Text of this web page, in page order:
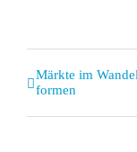
Navigation
Märkte im
formen